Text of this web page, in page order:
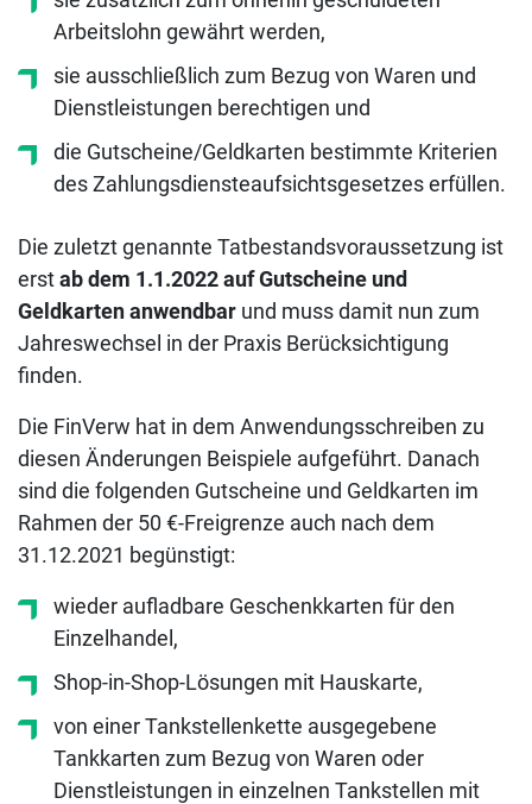
Arbeitslohn gewährt werden,
sie ausschließlich zum Bezug von Waren und
Dienstleistungen berechtigen und
die Gutscheine/Geldkarten bestimmte Kriterien
des Zahlungsdiensteaufsichtsgesetzes erfüllen.
Die zuletzt genannte Tatbestandsvoraussetzung ist
erstab dem 1.1.2022 auf Gutscheine und
Geldkarten anwendbar und muss damit nun zum
Jahreswechsel in der Praxis Berücksichtigung
finden.
Die FinVerw hat in dem Anwendungsschreiben zu
diesen Änderungen Beispiele aufgeführt. Danach
sind die folgenden Gutscheine und Geldkarten im
Rahmen der 50 €-Freigrenze auch nach dem
31.12.2021 begünstigt:
wieder aufladbare Geschenkkarten für den
Einzelhandel,
Shop-in-Shop-Lösungen mit Hauskarte,
von einer Tankstellenkette ausgegebene
Tankkarten zum Bezug von Waren oder
Dienstleistungen in einzelnen Tankstellen mit